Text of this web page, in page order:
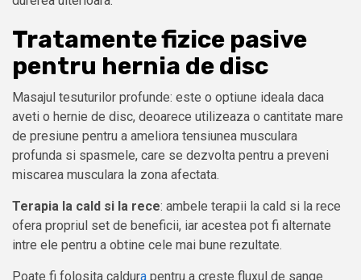
Tratamente fizice pasive
pentru hernia de disc
Masajul tesuturilor profunde: este o optiune ideala daca
aveti o hernie de disc, deoarece utilizeaza o cantitate mare
de presiune pentru a ameliora tensiunea musculara
profunda si spasmele, care se dezvolta pentru a preveni
miscarea musculara la zona afectata.
Terapia la cald si la rece: ambele terapii la cald si la rece
ofera propriul set de beneficii, iar acestea pot fi alternate
intre ele pentru a obtine cele mai bune rezultate.
Poate fi folosita caldura pentru a creste fluxul de sange